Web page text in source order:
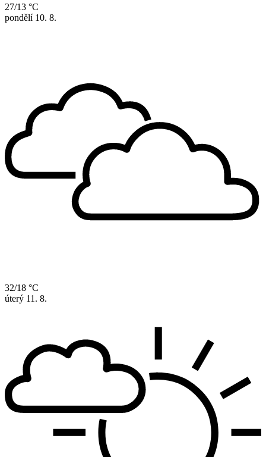
27/13 °C
pondělí 10. 8.
32/18 °C
úterý 11. 8.